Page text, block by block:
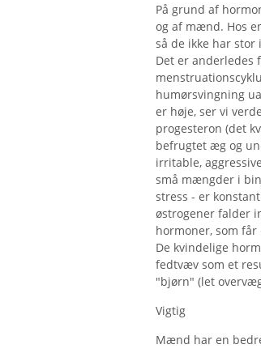
På grund af
og af mænd. Hos
så de ikke har
Det er anderledes
humørsvingning
er høje, ser vi
progesteron (det
befrugtet æg og
irritable,
små mængder i
stress - er
østrogener falder
hormoner, som
De kvindelige
fedtvæv som et
"bjørn" (let
Vigtig
Mænd har en